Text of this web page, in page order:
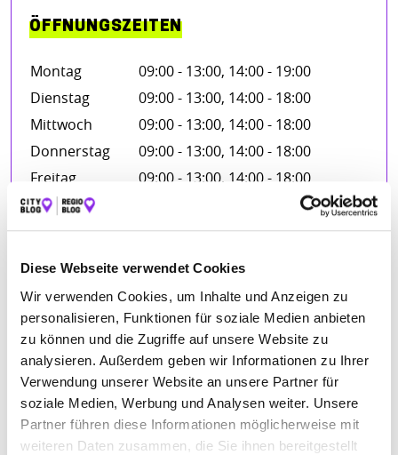
Diese Webseite verwendet Cookies
Wir verwenden Cookies, um Inhalte und Anzeigen zu
personalisieren, Funktionen für soziale Medien anbieten
zu können und die Zugriffe auf unsere Website zu
analysieren. Außerdem geben wir Informationen zu Ihrer
Verwendung unserer Website an unsere Partner für
soziale Medien, Werbung und Analysen weiter. Unsere
Partner führen diese Informationen möglicherweise mit
weiteren Daten zusammen, die Sie ihnen bereitgestellt
ÖFFNUNGSZEITEN
Montag
09:00 - 13:00, 14:00 - 19:00
Dienstag
09:00 - 13:00, 14:00 - 18:00
Mittwoch
09:00 - 13:00, 14:00 - 18:00
Donnerstag
09:00 - 13:00, 14:00 - 18:00
Freitag
09:00 - 13:00, 14:00 - 18:00
Samstag
BEWERTUNGEN
Denis Kuhlmann– 02.10.2025
★★★★★
Den Igel Buchladen gibt es nicht mehr. Dafür jetzt ein
Weltladen
Rüdiger Ulbrich– 05.03.2024
★★★★★